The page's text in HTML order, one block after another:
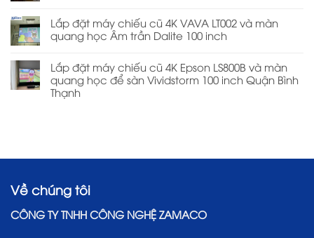
Lắp đặt máy chiếu cũ 4K VAVA LT002 và màn
quang học Âm trần Dalite 100 inch
Lắp đặt máy chiếu cũ 4K Epson LS800B và màn
quang học để sàn Vividstorm 100 inch Quận Bình
Thạnh
Về chúng tôi
CÔNG TY TNHH CÔNG NGHỆ ZAMACO